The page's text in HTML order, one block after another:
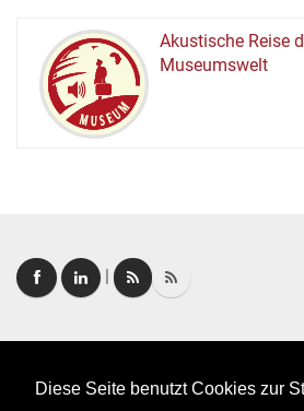
Diese Seite benutzt Cookies zur
MUSEUM
Akustische Reise
Museumswelt